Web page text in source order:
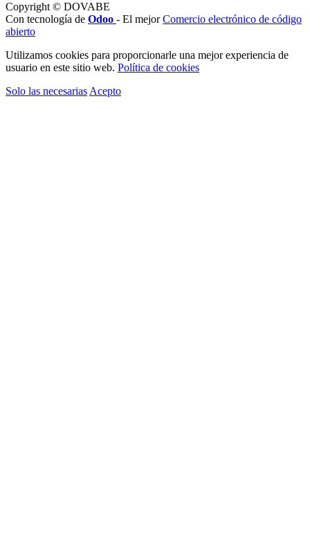
Copyright © DOVABE
Con tecnología de Odoo - El mejorComercio electrónico de código
abierto
Utilizamos cookies para proporcionarle una mejor experiencia de
usuario en este sitio web. Política de cookies
Solo las necesarias Acepto